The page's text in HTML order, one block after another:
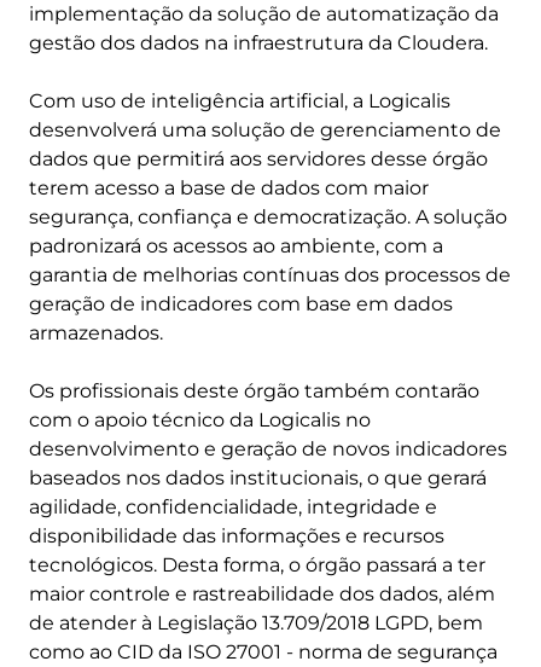
implementação da solução de automatização da
gestão dos dados na infraestrutura da Cloudera.
Com uso de inteligência artificial, a Logicalis
desenvolverá uma solução de gerenciamento de
dados que permitirá aos servidores desse órgão
terem acesso a base de dados com maior
segurança, confiança e democratização. A solução
padronizará os acessos ao ambiente, com a
garantia de melhorias contínuas dos processos de
geração de indicadores com base em dados
armazenados.
Os profissionais deste órgão também contarão
com o apoio técnico da Logicalis no
desenvolvimento e geração de novos indicadores
baseados nos dados institucionais, o que gerará
agilidade, confidencialidade, integridade e
disponibilidade das informações e recursos
tecnológicos. Desta forma, o órgão passará a ter
maior controle e rastreabilidade dos dados, além
de atender à Legislação 13.709/2018 LGPD, bem
como ao CID da ISO 27001 - norma de segurança